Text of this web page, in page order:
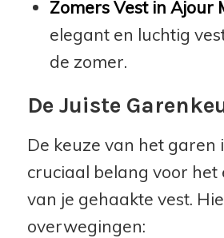
Zomers Vest in Ajour
elegant en luchtig
de zomer.
De Juiste
De keuze van het garen
cruciaal belang voor
van je gehaakte vest.
overwegingen: